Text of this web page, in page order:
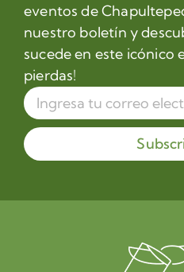
eventos de
nuestro boletín y
sucede en este icónico
pierdas!